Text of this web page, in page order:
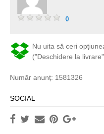
0
Nu uita să ceri
("Deschidere la
Număr anunț: 1581326
SOCIAL